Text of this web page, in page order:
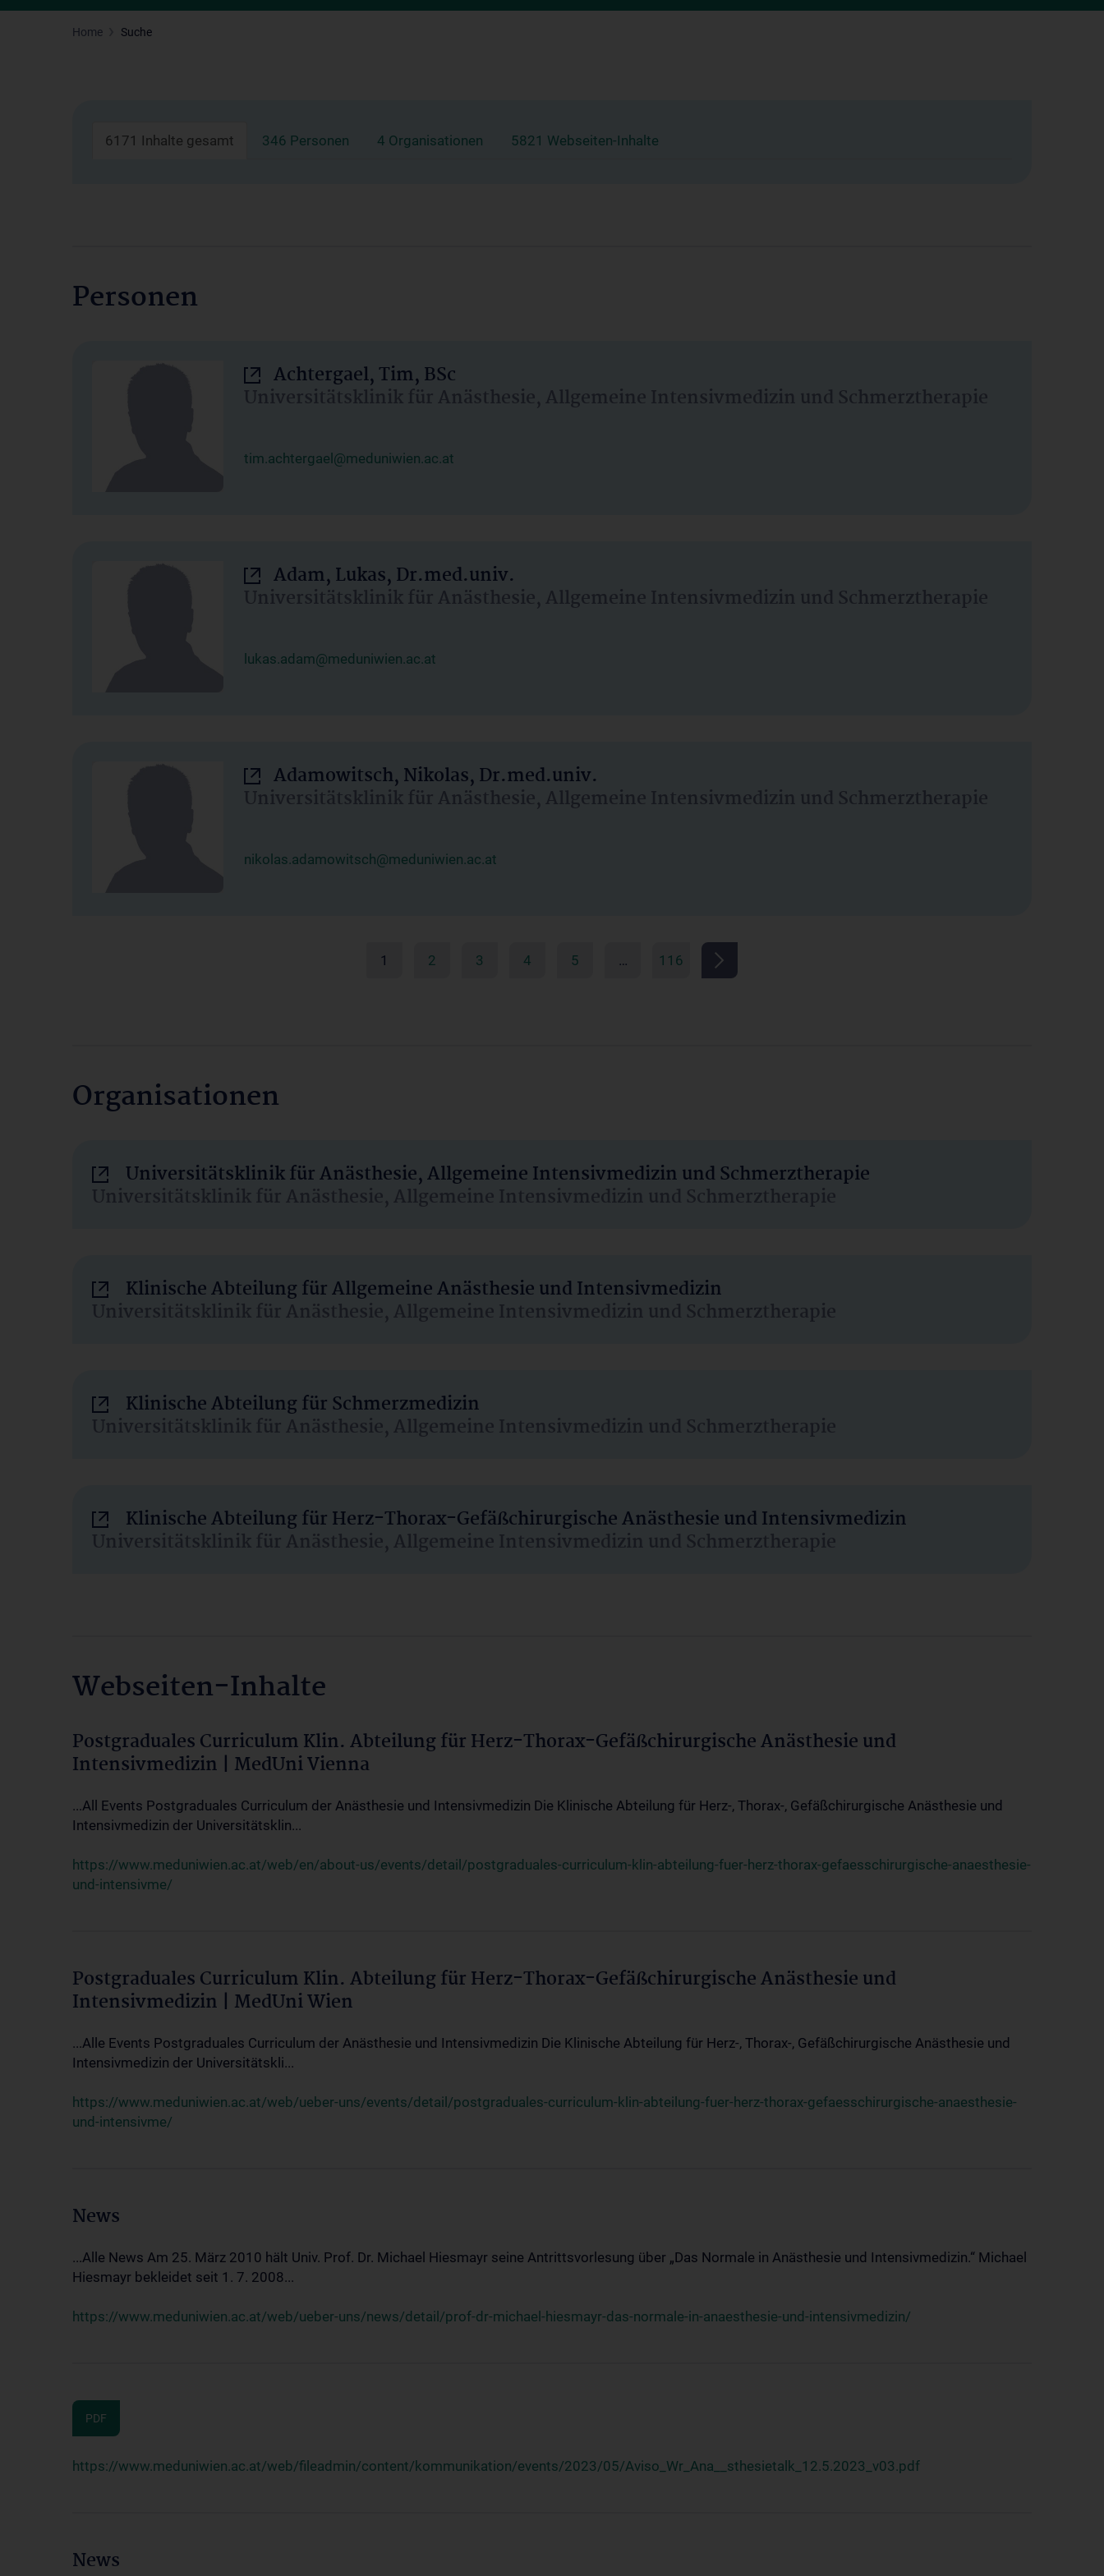
Home Suche
6171 Inhalte gesamt 346 Personen 4 Organisationen 5821 Webseiten-Inhalte
Personen
Achtergael, Tim, BSc
Universitätsklinik für Anästhesie, Allgemeine Intensivmedizin und Schmerztherapie
tim.achtergael@meduniwien.ac.at
Adam, Lukas, Dr.med.univ.
Universitätsklinik für Anästhesie, Allgemeine Intensivmedizin und Schmerztherapie
lukas.adam@meduniwien.ac.at
Adamowitsch, Nikolas, Dr.med.univ.
Universitätsklinik für Anästhesie, Allgemeine Intensivmedizin und Schmerztherapie
nikolas.adamowitsch@meduniwien.ac.at
1 2 3 4 5 … 116
Organisationen
Universitätsklinik für Anästhesie, Allgemeine Intensivmedizin und Schmerztherapie
Universitätsklinik für Anästhesie, Allgemeine Intensivmedizin und Schmerztherapie
Klinische Abteilung für Allgemeine Anästhesie und Intensivmedizin
Universitätsklinik für Anästhesie, Allgemeine Intensivmedizin und Schmerztherapie
Klinische Abteilung für Schmerzmedizin
Universitätsklinik für Anästhesie, Allgemeine Intensivmedizin und Schmerztherapie
Klinische Abteilung für Herz-Thorax-Gefäßchirurgische Anästhesie und Intensivmedizin
Universitätsklinik für Anästhesie, Allgemeine Intensivmedizin und Schmerztherapie
Webseiten-Inhalte
Postgraduales Curriculum Klin. Abteilung für Herz-Thorax-Gefäßchirurgische Anästhesie und
Intensivmedizin | MedUni Vienna
...All Events Postgraduales Curriculum der Anästhesie und Intensivmedizin Die Klinische Abteilung für Herz-, Thorax-, Gefäßchirurgische Anästhesie und
Intensivmedizin der Universitätsklin...
https://www.meduniwien.ac.at/web/en/about-us/events/detail/postgraduales-curriculum-klin-abteilung-fuer-herz-thorax-gefaesschirurgische-anaesthesie-
und-intensivme/
Postgraduales Curriculum Klin. Abteilung für Herz-Thorax-Gefäßchirurgische Anästhesie und
Intensivmedizin | MedUni Wien
...Alle Events Postgraduales Curriculum der Anästhesie und Intensivmedizin Die Klinische Abteilung für Herz-, Thorax-, Gefäßchirurgische Anästhesie und
Intensivmedizin der Universitätskli...
https://www.meduniwien.ac.at/web/ueber-uns/events/detail/postgraduales-curriculum-klin-abteilung-fuer-herz-thorax-gefaesschirurgische-anaesthesie-
und-intensivme/
News
...Alle News Am 25. März 2010 hält Univ. Prof. Dr. Michael Hiesmayr seine Antrittsvorlesung über „Das Normale in Anästhesie und Intensivmedizin.“ Michael
Hiesmayr bekleidet seit 1. 7. 2008...
https://www.meduniwien.ac.at/web/ueber-uns/news/detail/prof-dr-michael-hiesmayr-das-normale-in-anaesthesie-und-intensivmedizin/
PDF
https://www.meduniwien.ac.at/web/fileadmin/content/kommunikation/events/2023/05/Aviso_Wr_Ana__sthesietalk_12.5.2023_v03.pdf
News